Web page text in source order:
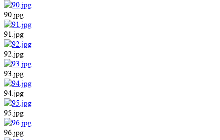
90.jpg
91.jpg
92.jpg
93.jpg
94.jpg
95.jpg
96.jpg